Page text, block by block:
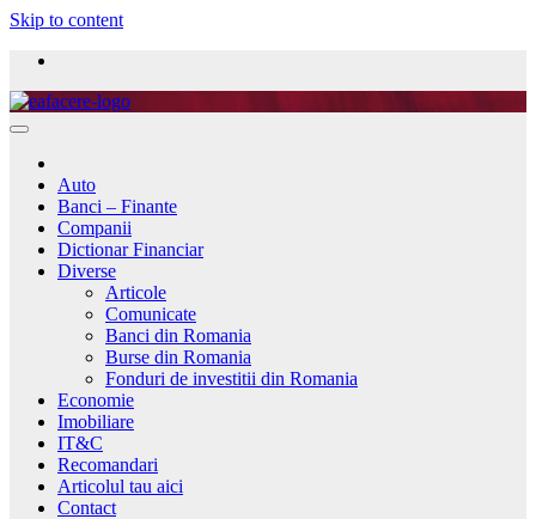
Skip to content
Auto
Banci – Finante
Companii
Dictionar Financiar
Diverse
Articole
Comunicate
Banci din Romania
Burse din Romania
Fonduri de investitii din Romania
Economie
Imobiliare
IT&C
Recomandari
Articolul tau aici
Contact